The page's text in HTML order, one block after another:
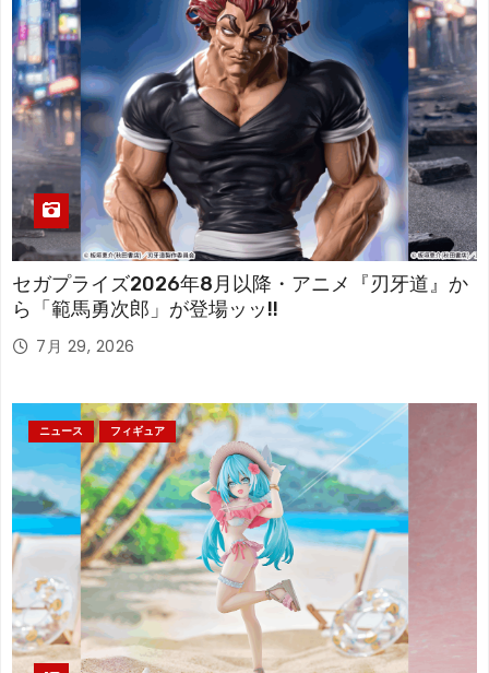
セガプライズ2026年8月以降・アニメ『刃牙道』か
ら「範馬勇次郎」が登場ッッ!!
7月 29, 2026
ニュース フィギュア